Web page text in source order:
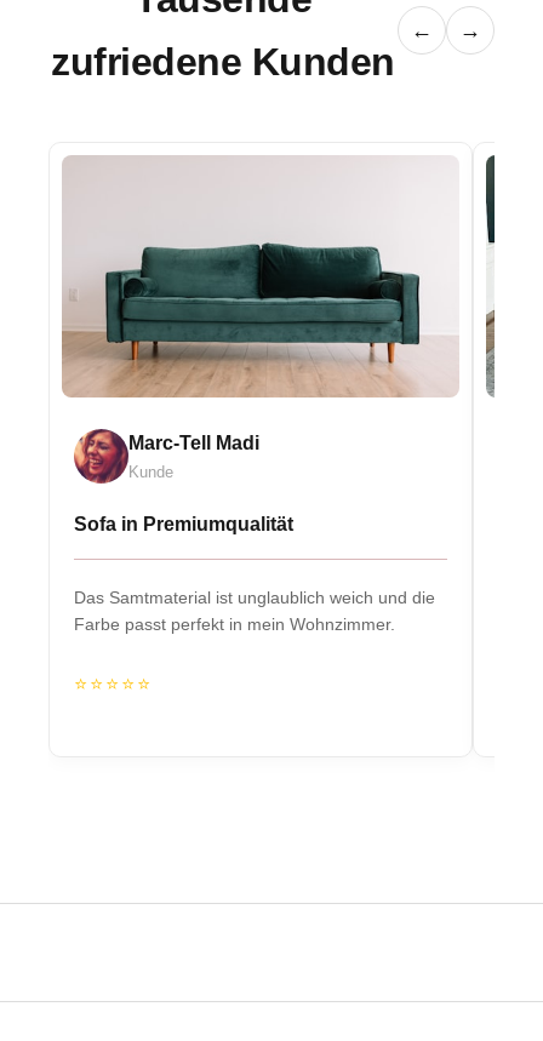
zufriedene Kunden
← →
Marc-Tell Madi
Kunde
Sofa in Premiumqualität
Das Samtmaterial ist unglaublich weich und die
Farbe passt perfekt in mein Wohnzimmer.
⭐⭐⭐⭐⭐